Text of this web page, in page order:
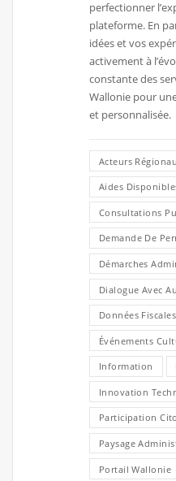
perfectionner
plateforme. En
idées et vos
activement à
constante des
Wallonie pour
et personnalisée.
Acteurs
Aides
Consultations
Demande De
Démarches
Dialogue Avec
Données Fiscales
Événements
Information
Innovation
Participation
Paysage
Portail Wallonie